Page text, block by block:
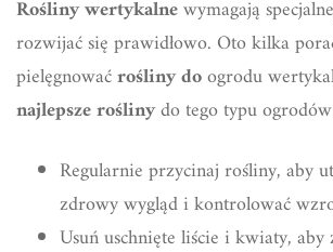
Rośliny wertykalnewymagają
rozwijać się prawidłowo. Oto kilka
pielęgnowaćrośliny doogrodu
najlepsze roślinydo tego typu
Regularnie przycinaj rośliny, aby
zdrowy wygląd i kontrolować
Usuń uschnięte liście i kwiaty, aby